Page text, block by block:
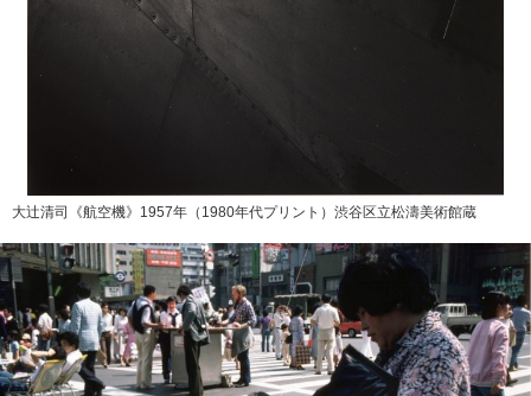
大辻清司《航空機》1957年（1980年代プリント）渋谷区立松濤美術館蔵